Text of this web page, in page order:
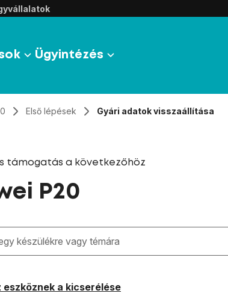
Ügyintézés
Első lépések Gyári adatok visszaállítása
támogatás a következőhöz
P20
megjelennek a keresési javaslatok a
eszköznek a kicserélése